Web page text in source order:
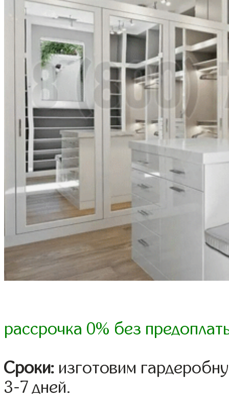
рассрочка 0% без
Сроки: изготовим
3-7 дней.